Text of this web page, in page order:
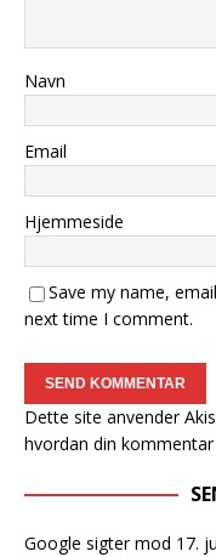
Navn
Email
Hjemmeside
Save my name,
next time I comment.
Dette site anvender
hvordan din
Google sigter mod 17.